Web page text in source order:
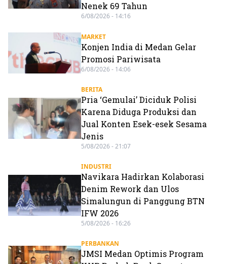
Nenek 69 Tahun
6/08/2026 - 14:16
MARKET
Konjen India di Medan Gelar
Promosi Pariwisata
6/08/2026 - 14:06
BERITA
Pria ‘Gemulai’ Diciduk Polisi
Karena Diduga Produksi dan
Jual Konten Esek-esek Sesama
Jenis
5/08/2026 - 21:07
INDUSTRI
Navikara Hadirkan Kolaborasi
Denim Rework dan Ulos
Simalungun di Panggung BTN
IFW 2026
5/08/2026 - 16:26
PERBANKAN
JMSI Medan Optimis Program